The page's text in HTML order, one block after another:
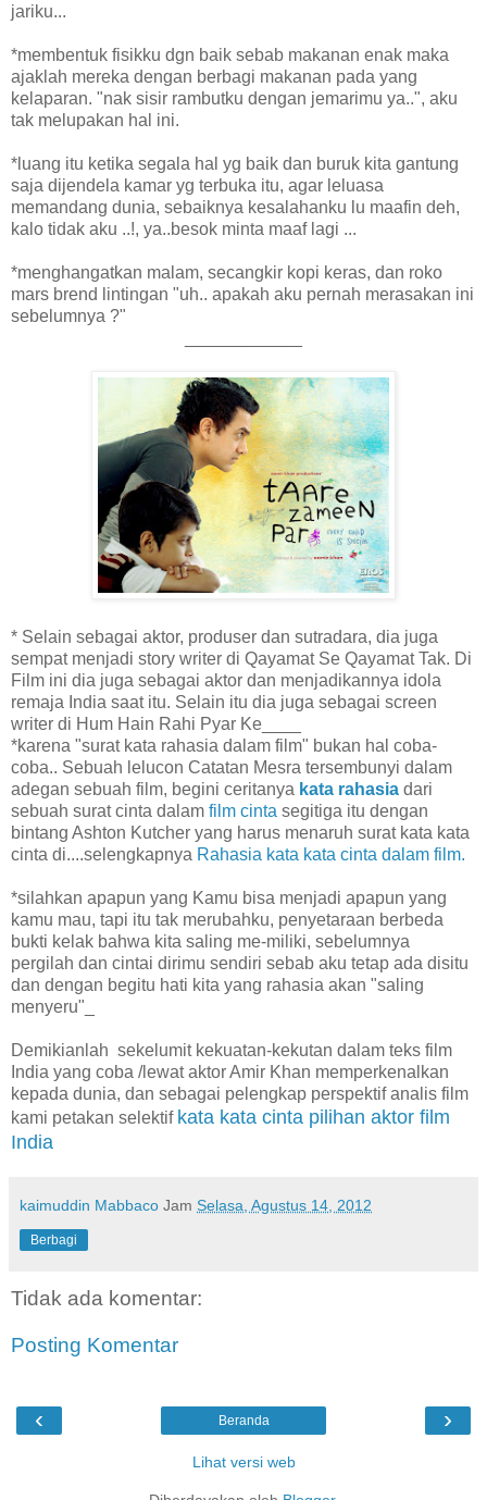
jariku...
*membentuk fisikku dgn baik sebab makanan enak maka
ajaklah mereka dengan berbagi makanan pada yang
kelaparan. "nak sisir rambutku dengan jemarimu ya..", aku
tak melupakan hal ini.
*luang itu ketika segala hal yg baik dan buruk kita gantung
saja dijendela kamar yg terbuka itu, agar leluasa
memandang dunia, sebaiknya kesalahanku lu maafin deh,
kalo tidak aku ..!, ya..besok minta maaf lagi ...
*menghangatkan malam, secangkir kopi keras, dan roko
mars brend lintingan "uh.. apakah aku pernah merasakan ini
sebelumnya ?"
* Selain sebagai aktor, produser dan sutradara, dia juga
sempat menjadi story writer di Qayamat Se Qayamat Tak. Di
Film ini dia juga sebagai aktor dan menjadikannya idola
remaja India saat itu. Selain itu dia juga sebagai screen
writer di Hum Hain Rahi Pyar Ke____
*karena "surat kata rahasia dalam film" bukan hal coba-
coba.. Sebuah lelucon Catatan Mesra tersembunyi dalam
adegan sebuah film, begini ceritanya kata rahasia dari
sebuah surat cinta dalam film cinta segitiga itu dengan
bintang Ashton Kutcher yang harus menaruh surat kata kata
cinta di....selengkapnya Rahasia kata kata cinta dalam film.
*silahkan apapun yang Kamu bisa menjadi apapun yang
kamu mau, tapi itu tak merubahku, penyetaraan berbeda
bukti kelak bahwa kita saling me-miliki, sebelumnya
pergilah dan cintai dirimu sendiri sebab aku tetap ada disitu
dan dengan begitu hati kita yang rahasia akan "saling
menyeru"_
Demikianlah sekelumit kekuatan-kekutan dalam teks film
India yang coba /lewat aktor Amir Khan memperkenalkan
kepada dunia, dan sebagai pelengkap perspektif analis film
kami petakan selektif kata kata cinta pilihan aktor film
India
kaimuddin Mabbaco Jam Selasa, Agustus 14, 2012
Berbagi
Tidak ada komentar:
Posting Komentar
‹ ›
Beranda
Lihat versi web